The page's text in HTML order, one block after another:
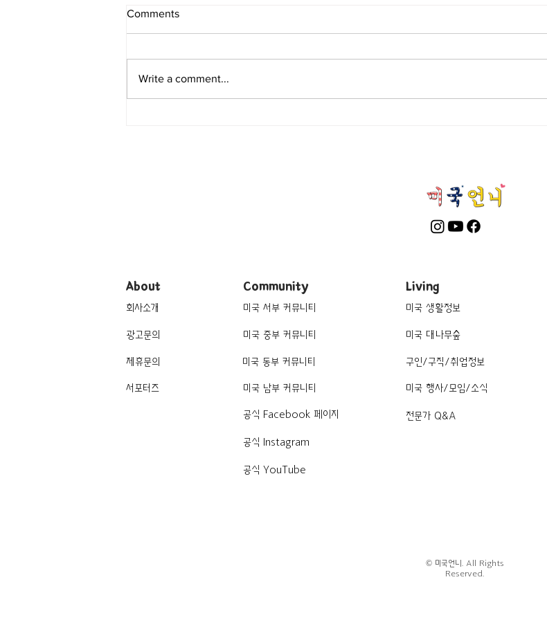
Comments
Write a comment...
About
회사소개
광고문의
제휴문의
서포터즈
Community
미국 서부 커뮤니티
미국 중부 커뮤니티
미국 동부 커뮤니티
미국 남부 커뮤니티
공식 Facebook 페이지
공식 Instagram
공식 YouTube
Living
미국 생활정보
미국 대나무숲
구인/구직/취업정보
미국 행사/모임/소식
전문가 Q&A
© 미국언니. All Rights
Reserved.